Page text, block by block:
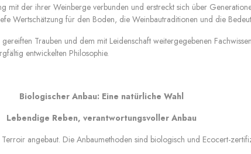
mit der ihrer Weinberge verbunden und erstreckt sich über
Wertschätzung für den Boden, die Weinbautraditionen und die
Trauben und dem mit Leidenschaft weitergegebenen
entwickelten Philosophie.
Biologischer Anbau: Eine natürliche Wahl
Lebendige Reben, verantwortungsvoller Anbau
angebaut. Die Anbaumethoden sind biologisch und Ecocert-